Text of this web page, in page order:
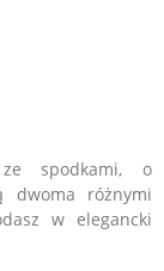
spodkami, o
dwoma różnymi
w elegancki